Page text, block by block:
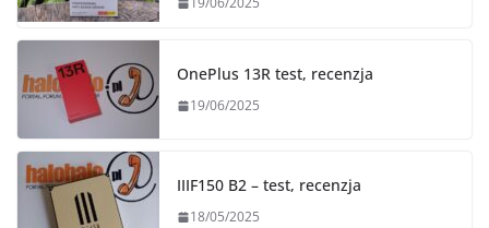
OnePlus 13R test, recenzja
19/06/2025
IIIF150 B2 – test, recenzja
18/05/2025